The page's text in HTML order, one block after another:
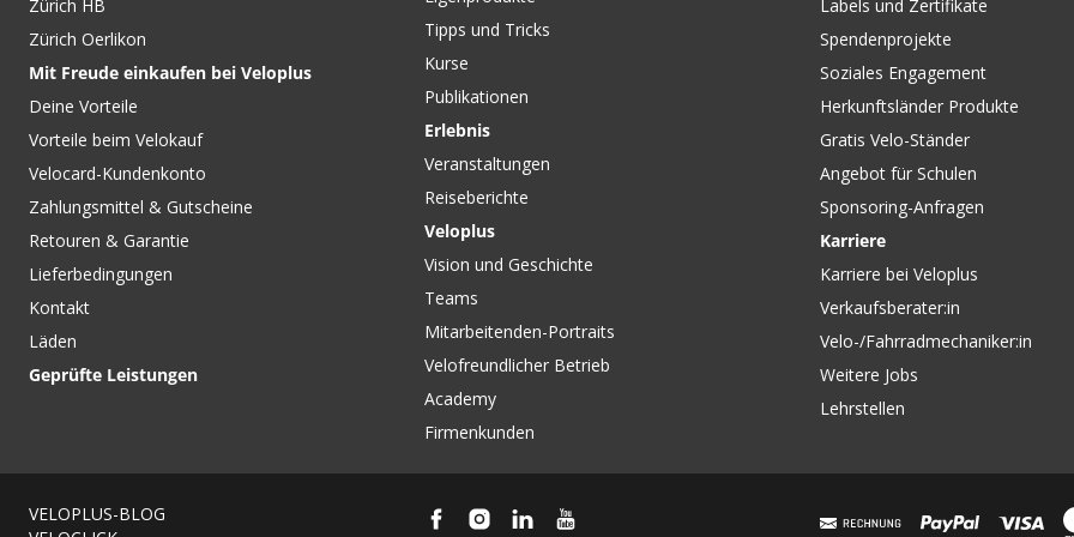
Zürich HB
Zürich Oerlikon
Mit Freude einkaufen bei Veloplus
Deine Vorteile
Vorteile beim Velokauf
Velocard-Kundenkonto
Zahlungsmittel & Gutscheine
Retouren & Garantie
Lieferbedingungen
Kontakt
Läden
Geprüfte Leistungen
Tipps und Tricks
Kurse
Publikationen
Erlebnis
Veranstaltungen
Reiseberichte
Veloplus
Vision und Geschichte
Teams
Mitarbeitenden-Portraits
Velofreundlicher Betrieb
Academy
Firmenkunden
Labels und Zertifikate
Spendenprojekte
Soziales Engagement
Herkunftsländer Produkte
Gratis Velo-Ständer
Angebot für Schulen
Sponsoring-Anfragen
Karriere
Karriere bei Veloplus
Verkaufsberater:in
Velo-/Fahrradmechaniker:in
Weitere Jobs
Lehrstellen
VELOPLUS-BLOG